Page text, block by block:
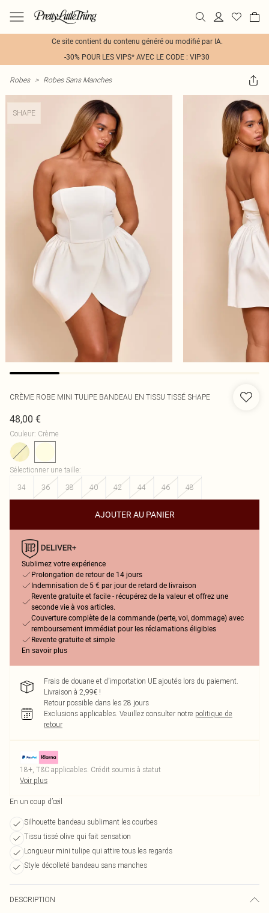
Ce site contient du contenu généré ou modifié par IA.
-30% POUR LES VIPS* AVEC LE CODE : VIP30
Robes > Robes Sans Manches
SHAPE
CRÈME ROBE MINI TULIPE BANDEAU EN TISSU TISSÉ SHAPE
48,00 €
Couleur: Crème
Sélectionner une taille:
34
36 38 40 42 44 46 48
AJOUTER AU PANIER
Sublimez votre expérience
Prolongation de retour de 14 jours
Indemnisation de 5 € par jour de retard de livraison
Revente gratuite et facile - récupérez de la valeur et offrez une
seconde vie à vos articles.
Couverture complète de la commande (perte, vol, dommage) avec
remboursement immédiat pour les réclamations éligibles
Revente gratuite et simple
En savoir plus
Frais de douane et d’importation UE ajoutés lors du paiement.
Livraison à 2,99€ !
Retour possible dans les 28 jours
Exclusions applicables. Veuillez consulter notre politique de
retour
18+, T&C applicables. Crédit soumis à statut
Voir plus
En un coup d’œil
Silhouette bandeau sublimant les courbes
Tissu tissé olive qui fait sensation
Longueur mini tulipe qui attire tous les regards
Style décolleté bandeau sans manches
DESCRIPTION